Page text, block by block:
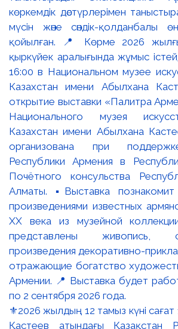
⚜️2026 жылдың 12 тамыз күні
Қастеев атындағы Қазақстан